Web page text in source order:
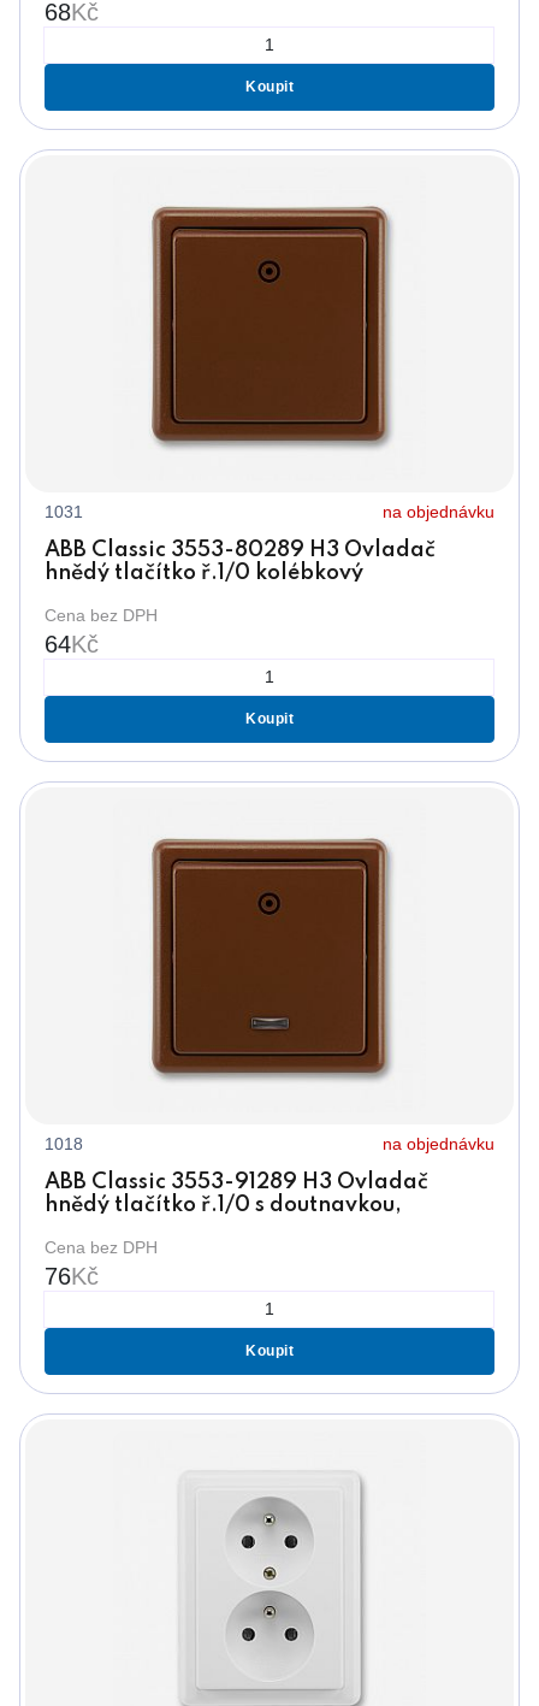
68Kč
Koupit
1031 na objednávku
ABB Classic 3553-80289 H3 Ovladač
hnědý tlačítko ř.1/0 kolébkový
Cena bez DPH
64Kč
Koupit
1018 na objednávku
ABB Classic 3553-91289 H3 Ovladač
hnědý tlačítko ř.1/0 s doutnavkou,
Cena bez DPH
76Kč
Koupit